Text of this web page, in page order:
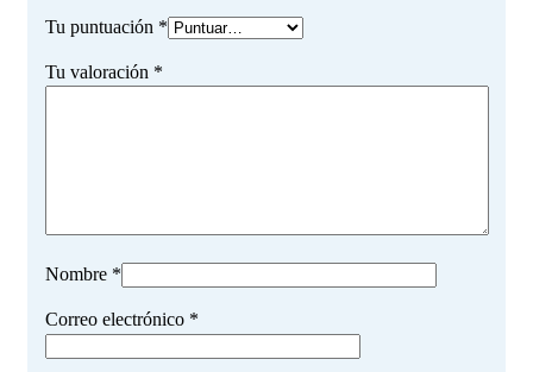
Tu puntuación *
Tu valoración *
Nombre *
Correo electrónico *